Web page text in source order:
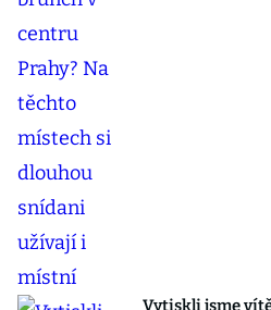
Vytiskli jsme